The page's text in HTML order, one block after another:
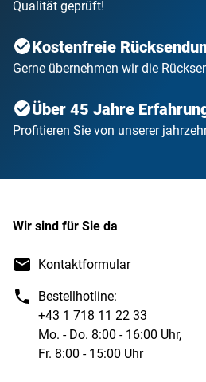
Qualität geprüft!
Kostenfreie
Gerne übernehmen wir die
Über 45 Jahre
Profitieren Sie von unserer
Wir sind für Sie da
Kontaktformular
Bestellhotline:
+43 1 718 11 22 33
Mo. - Do. 8:00 - 16:00 Uhr,
Fr. 8:00 - 15:00 Uhr